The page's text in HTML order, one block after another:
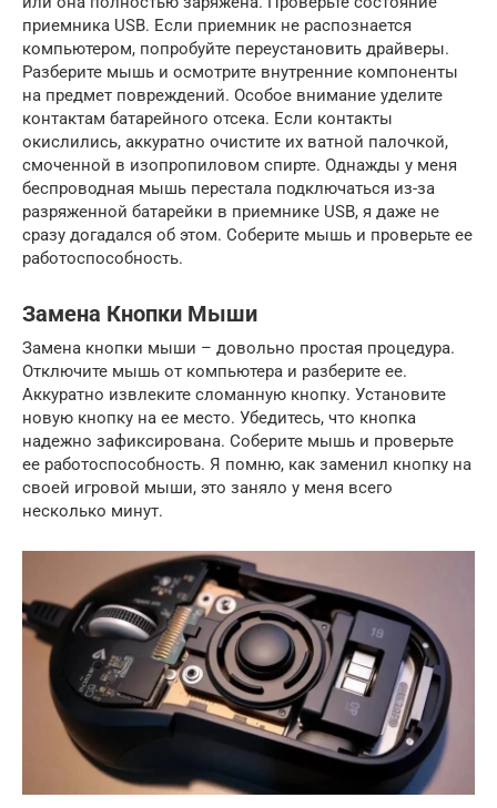
приемника USB. Если приемник не распознается
компьютером, попробуйте переустановить драйверы.
Разберите мышь и осмотрите внутренние компоненты
на предмет повреждений. Особое внимание уделите
контактам батарейного отсека. Если контакты
окислились, аккуратно очистите их ватной палочкой,
смоченной в изопропиловом спирте. Однажды у меня
беспроводная мышь перестала подключаться из-за
разряженной батарейки в приемнике USB, я даже не
сразу догадался об этом. Соберите мышь и проверьте ее
работоспособность.
Замена Кнопки Мыши
Замена кнопки мыши – довольно простая процедура.
Отключите мышь от компьютера и разберите ее.
Аккуратно извлеките сломанную кнопку. Установите
новую кнопку на ее место. Убедитесь, что кнопка
надежно зафиксирована. Соберите мышь и проверьте
ее работоспособность. Я помню, как заменил кнопку на
своей игровой мыши, это заняло у меня всего
несколько минут.